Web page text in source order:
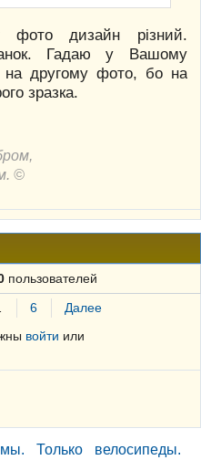
дизайн різний.
Гадаю у Вашому
на другому фото, бо на
зразка.
©
пользователей
6
Далее
войти или
Только велосипеды.